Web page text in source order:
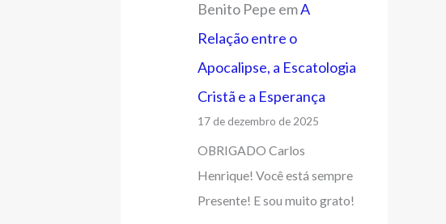
Benito Pepe emA
Relação entre o
Apocalipse, a Escatologia
Cristã e a Esperança
17 de dezembro de 2025
OBRIGADO Carlos
Henrique! Você está sempre
Presente! E sou muito grato!